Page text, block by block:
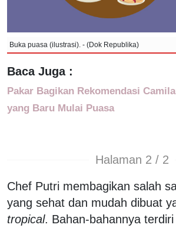
Buka puasa (ilustrasi). - (Dok Republika)
Baca Juga :
Pakar Bagikan Rekomendasi
yang Baru Mulai Puasa
Halaman 2 / 2
Chef Putri membagikan salah
yang sehat dan mudah dibuat
tropical. Bahan-bahannya